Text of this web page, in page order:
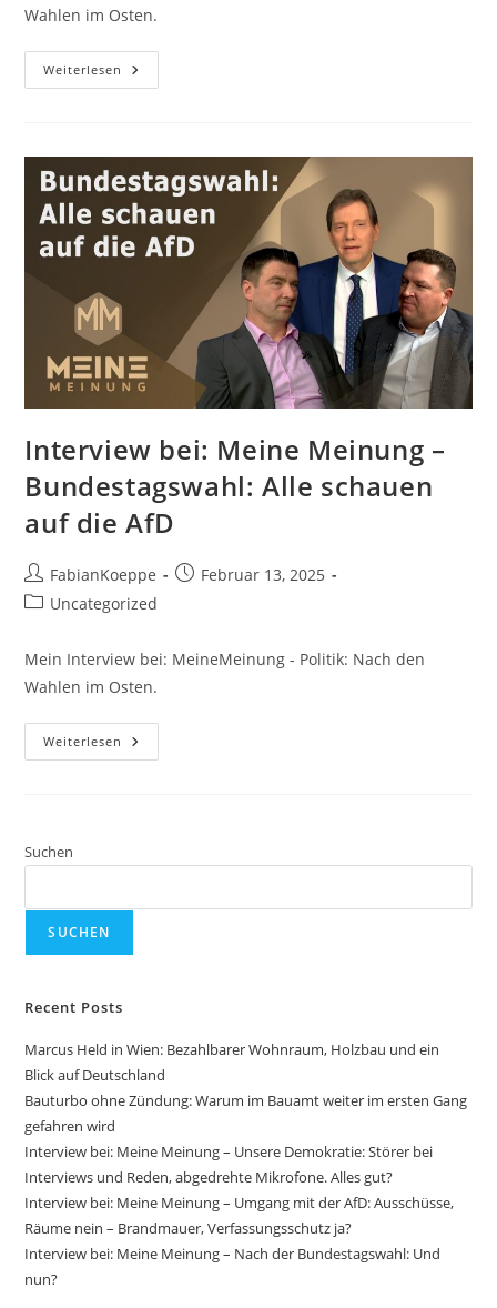
Wahlen im Osten.
Weiterlesen Interview
Bei:
Der
Bundestagswahl:
Und
Nun?
Interview bei: Meine Meinung –
Bundestagswahl: Alle schauen
auf die AfD
Beitrags-
Autor:
FabianKoeppe
BeitragFebruar 13, 2025
Beitrags-
Uncategorized
Mein Interview bei: MeineMeinung - Politik: Nach den
Wahlen im Osten.
Weiterlesen Interview
Bei:
Auf
Suchen
SUCHEN
Recent Posts
Marcus Held in Wien: Bezahlbarer Wohnraum, Holzbau und ein
Blick auf Deutschland
Bauturbo ohne Zündung: Warum im Bauamt weiter im ersten Gang
gefahren wird
Interview bei: Meine Meinung – Unsere Demokratie: Störer bei
Interviews und Reden, abgedrehte Mikrofone. Alles gut?
Interview bei: Meine Meinung – Umgang mit der AfD: Ausschüsse,
Räume nein – Brandmauer, Verfassungsschutz ja?
Interview bei: Meine Meinung – Nach der Bundestagswahl: Und
nun?